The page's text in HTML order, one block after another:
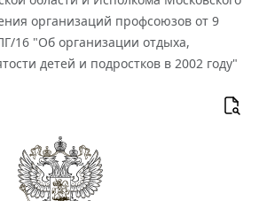
организаций профсоюзов от 9
16 "Об организации отдыха,
детей и подростков в 2002 году"